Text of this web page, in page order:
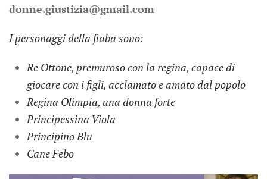
donne.giustizia@gmail.com
I personaggi della fiaba sono:
Re Ottone, premuroso con la regina, capace di
giocare con i figli, acclamato e amato dal popolo
Regina Olimpia, una donna forte
Principessina Viola
Principino Blu
Cane Febo